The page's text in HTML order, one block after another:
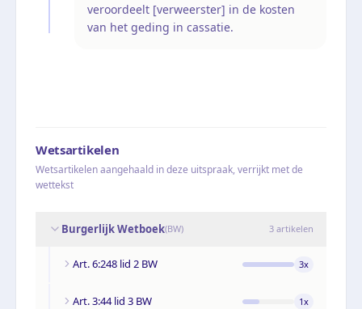
veroordeelt [verweerster] in de kosten
van het geding in cassatie.
Wetsartikelen
Wetsartikelen aangehaald in deze uitspraak, verrijkt met de
wettekst
Burgerlijk Wetboek(BW) 3 artikelen
Art. 6:248 lid 2 BW 3x
Art. 3:44 lid 3 BW 1x